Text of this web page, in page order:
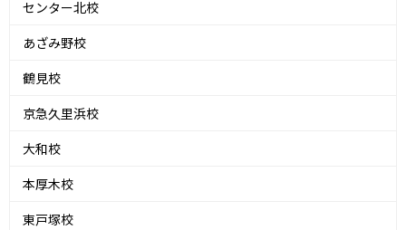
センター北校
あざみ野校
鶴見校
京急久里浜校
大和校
本厚木校
東戸塚校